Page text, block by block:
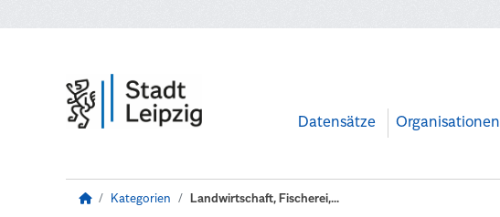
Datensätze Organisationen
Kategorien Landwirtschaft, Fischerei,...